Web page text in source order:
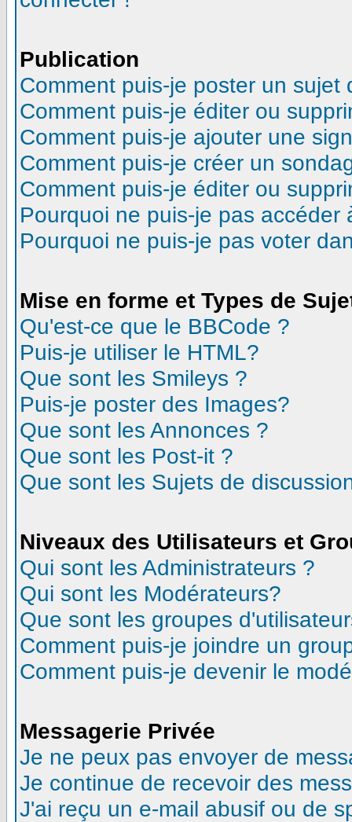
Publication
Comment puis-je poster un sujet
Comment puis-je éditer ou
Comment puis-je ajouter une
Comment puis-je créer un
Comment puis-je éditer ou
Pourquoi ne puis-je pas accéder
Pourquoi ne puis-je pas voter
Mise en forme et Types de
Qu'est-ce que le BBCode ?
Puis-je utiliser le HTML?
Que sont les Smileys ?
Puis-je poster des Images?
Que sont les Annonces ?
Que sont les Post-it ?
Que sont les Sujets de
Niveaux des Utilisateurs et
Qui sont les Administrateurs ?
Qui sont les Modérateurs?
Que sont les groupes
Comment puis-je joindre un
Comment puis-je devenir le
Messagerie Privée
Je ne peux pas envoyer de
Je continue de recevoir des
J'ai reçu un e-mail abusif ou de